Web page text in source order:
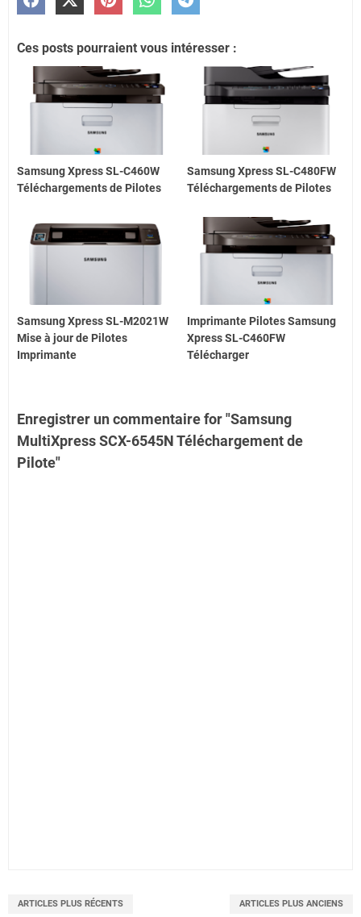
Ces posts pourraient vous intéresser :
Samsung Xpress SL-C460W
Téléchargements de Pilotes
Samsung Xpress SL-C480FW
Téléchargements de Pilotes
Samsung Xpress SL-M2021W
Mise à jour de Pilotes
Imprimante
Imprimante Pilotes Samsung
Xpress SL-C460FW
Télécharger
Enregistrer un commentaire for "Samsung
MultiXpress SCX-6545N Téléchargement de
Pilote"
ARTICLES PLUS RÉCENTS ARTICLES PLUS ANCIENS